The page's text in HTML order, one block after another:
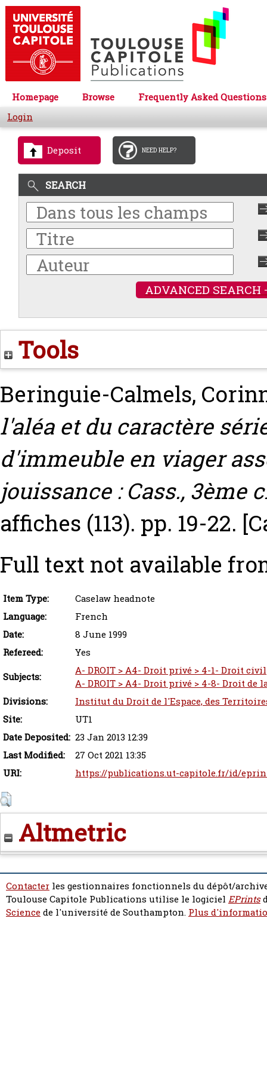
Homepage Browse
Frequently Asked Questions
Login
Deposit NEED HELP?
SEARCH
ADVANCED SEARCH
Tools
Beringuie-Calmels,
l'aléa et du caractère
d'immeuble en viager
jouissance : Cass., 3ème
affiches (113). pp. 19-22.
Full text not available
Item Type:
Caselaw headnote
Language:
French
Date:
8 June 1999
Refereed:
Yes
Subjects:
A- DROIT > A4- Droit privé > 4-1- Droit civil
A- DROIT > A4- Droit privé > 4-8- Droit
Divisions:
Institut du Droit de l'Espace, des
Site:
UT1
Date Deposited: 23 Jan 2013 12:39
Last Modified:
27 Oct 2021 13:35
URI:
https://publications.ut-capitole.fr/id/
Altmetric
Contacter les gestionnaires fonctionnels du dépôt/
Toulouse Capitole Publications utilise le logiciel EPrints
Sciencede l'université de Southampton. Plus